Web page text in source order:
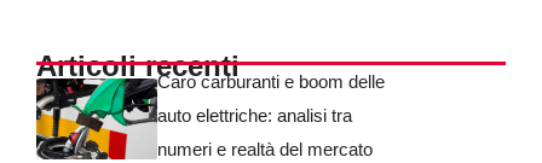
Articoli recentiCaro carburanti e boom delle
auto elettriche: analisi tra
numeri e realtà del mercato